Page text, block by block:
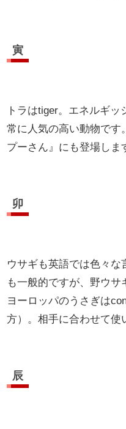
寅
トラはtiger。エネルギ
常に人気の高い動物です
プーさん』にも登場しま
卯
ウサギも英語では色々な
も一般的ですが、野ウサ
ヨーロッパのうさぎは
方）。相手に合わせて使
辰